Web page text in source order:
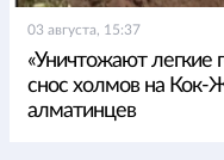
03 августа, 15:37
«Уничтожают легкие
снос холмов на Кок-
алматинцев